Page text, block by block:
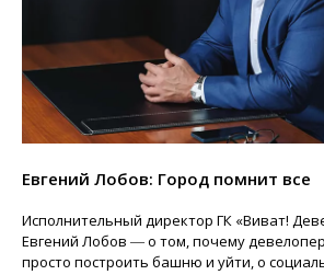
Евгений Лобов: Город помнит все
Исполнительный директор ГК «Виват!
Евгений Лобов ― о том, почему
просто построить башню и уйти, о